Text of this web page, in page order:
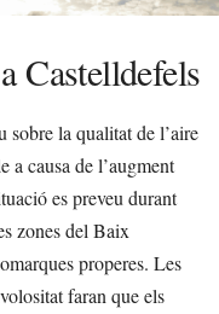
Castelldefels
sobre la qualitat de l’aire
a causa de l’augment
es preveu durant
zones del Baix
properes. Les
faran que els